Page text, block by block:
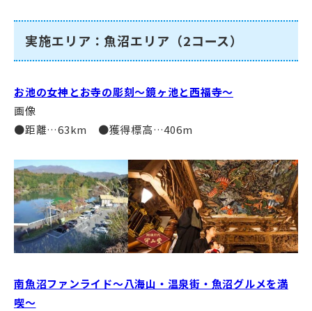
実施エリア：魚沼エリア（2コース）
お池の女神とお寺の彫刻～鏡ヶ池と西福寺～
画像
●距離…63km ●獲得標高…406m
南魚沼ファンライド～八海山・温泉街・魚沼グルメを満
喫～